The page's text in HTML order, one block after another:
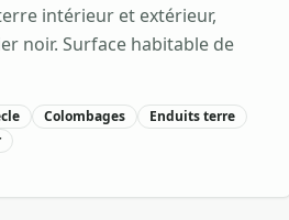
intérieur et extérieur,
noir. Surface habitable de
Colombages
Enduits terre